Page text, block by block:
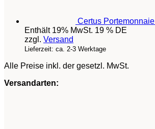
Certus Portemonnaie
Enthält 19% MwSt. 19 % DE
zzgl. Versand
Lieferzeit: ca. 2-3 Werktage
Alle Preise inkl. der gesetzl. MwSt.
Versandarten: